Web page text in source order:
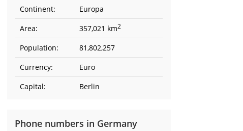
Continent:
Europa
Area:
357,021 km2
Population:
81,802,257
Currency:
Euro
Capital:
Berlin
Phone numbers in Germany